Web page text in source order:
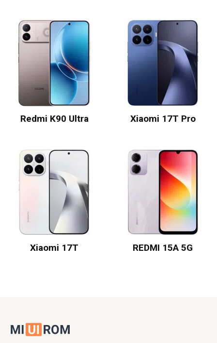
Redmi K90 Ultra Xiaomi 17T Pro
Xiaomi 17T REDMI 15A 5G